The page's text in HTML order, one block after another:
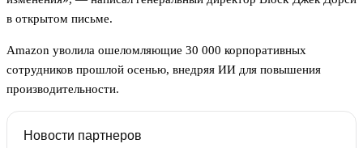
в открытом письме.
Amazon уволила ошеломляющие 30 000 корпоративных
сотрудников прошлой осенью, внедряя ИИ для повышения
производительности.
Новости партнеров